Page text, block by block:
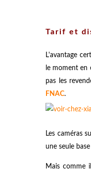
Tarif et
L'avantage
le moment en
pas les
FNAC.
Les caméras
une seule
Mais comme